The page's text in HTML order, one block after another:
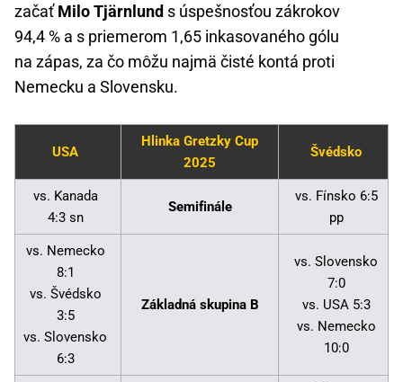
začaťMilo Tjärnlund s úspešnosťou zákrokov
94,4 % a s priemerom 1,65 inkasovaného gólu
na zápas, za čo môžu najmä čisté kontá proti
Nemecku a Slovensku.
USA
Hlinka Gretzky Cup
2025
Švédsko
vs. Kanada
4:3 sn
Semifinále
vs. Fínsko 6:5
pp
vs. Nemecko
8:1
vs. Švédsko
3:5
vs. Slovensko
6:3
Základná skupina B
vs. Slovensko
7:0
vs. USA 5:3
vs. Nemecko
10:0